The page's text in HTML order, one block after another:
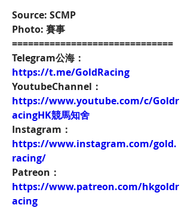
Source: SCMP
Photo: 賽事
==============================
Telegram公海：
https://t.me/GoldRacing
YoutubeChannel：
https://www.youtube.com/c/Goldr
acingHK競馬知舍
Instagram：
https://www.instagram.com/gold.
racing/
Patreon：
https://www.patreon.com/hkgoldr
acing